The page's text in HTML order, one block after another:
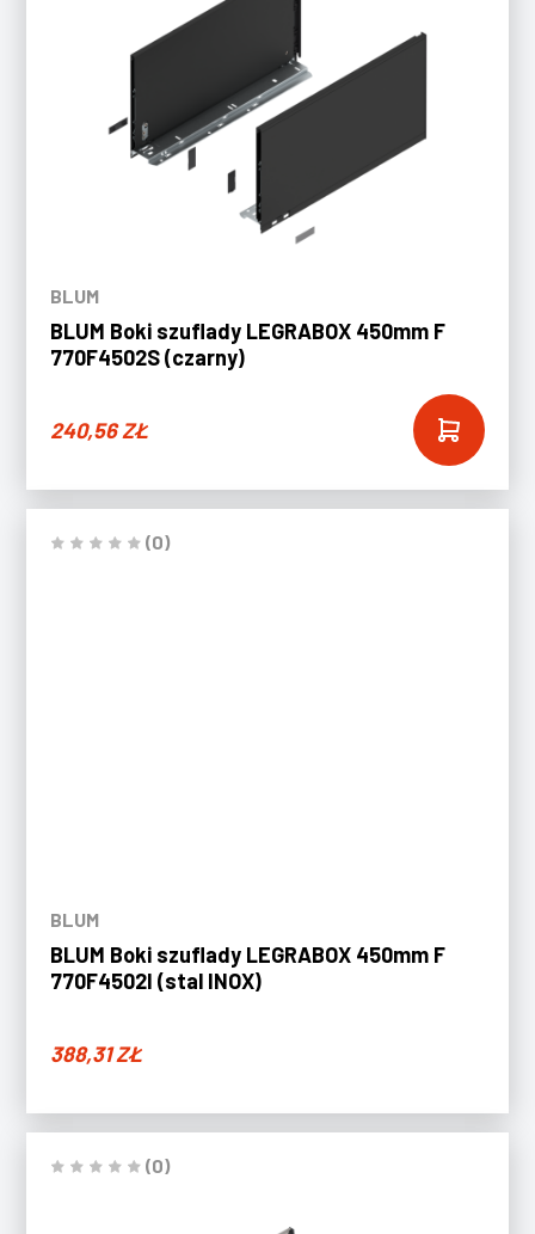
BLUM
BLUM Boki szuflady LEGRABOX 450mm F
770F4502S (czarny)
240,56ZŁ
(0)
BLUM
BLUM Boki szuflady LEGRABOX 450mm F
770F4502I (stal INOX)
388,31ZŁ
(0)